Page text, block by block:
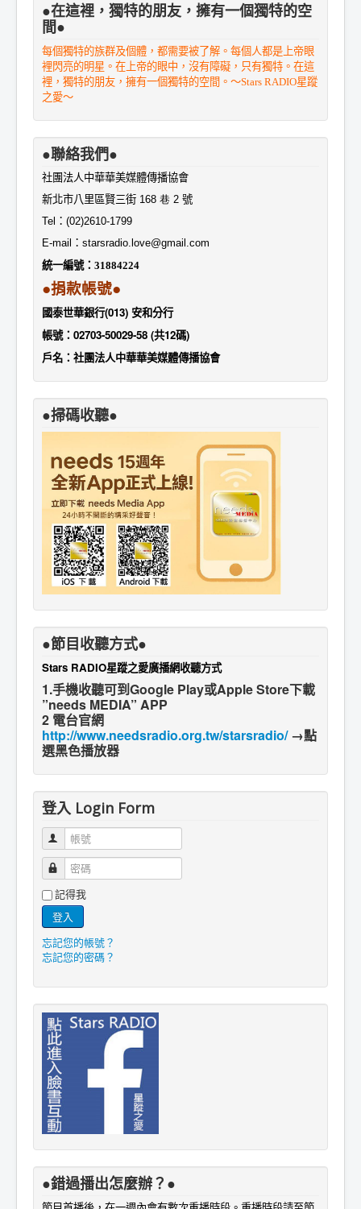
●在這裡，獨特的朋友，擁有一個獨特的空
間●
每個獨特的族群及個體，都需要被了解。每個人都是上帝眼
裡閃亮的明星。在上帝的眼中，沒有障礙，只有獨特。在這
裡，獨特的朋友，擁有一個獨特的空間。～Stars RADIO星蹤
之愛～
●聯絡我們●
社團法人中華華美媒體傳播協會
新北市八里區賢三街 168 巷 2 號
Tel ： (02)2610-1799
E-mail ： starsradio.love@gmail.com
統一編號： 31884224
●捐款帳號●
國泰世華銀行(013) 安和分行
帳號：02703-50029-58 (共12碼)
戶名：社團法人中華華美媒體傳播協會
●掃碼收聽●
●節目收聽方式●
Stars RADIO星蹤之愛廣播網收聽方式
1.手機收聽可到Google Play或Apple Store下載
”needs MEDIA” APP
2 電台官網
http://www.needsradio.org.tw/starsradio/→點
選黑色播放器
登入 Login Form
帳號
密碼
記得我
登入
忘記您的帳號？
忘記您的密碼？
●錯過播出怎麼辦？●